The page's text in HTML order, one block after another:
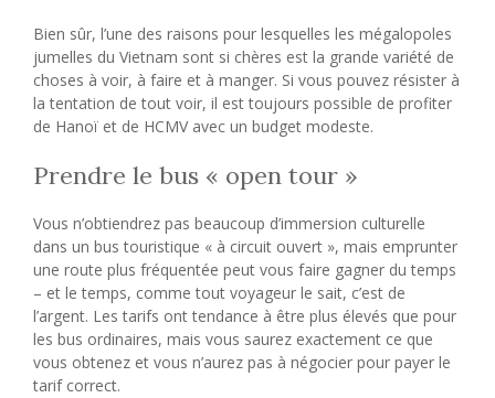
Bien sûr, l’une des raisons pour lesquelles les mégalopoles
jumelles du Vietnam sont si chères est la grande variété de
choses à voir, à faire et à manger. Si vous pouvez résister à
la tentation de tout voir, il est toujours possible de profiter
de Hanoï et de HCMV avec un budget modeste.
Prendre le bus « open tour »
Vous n’obtiendrez pas beaucoup d’immersion culturelle
dans un bus touristique « à circuit ouvert », mais emprunter
une route plus fréquentée peut vous faire gagner du temps
– et le temps, comme tout voyageur le sait, c’est de
l’argent. Les tarifs ont tendance à être plus élevés que pour
les bus ordinaires, mais vous saurez exactement ce que
vous obtenez et vous n’aurez pas à négocier pour payer le
tarif correct.